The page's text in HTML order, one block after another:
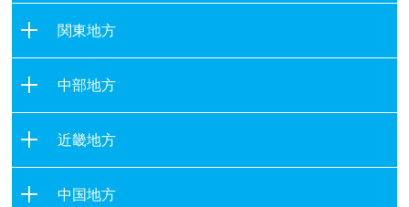
宮城県
秋田県
山形県
福島県
関東地方
群馬県
埼玉県
千葉県
中部地方
石川県
近畿地方
中国地方